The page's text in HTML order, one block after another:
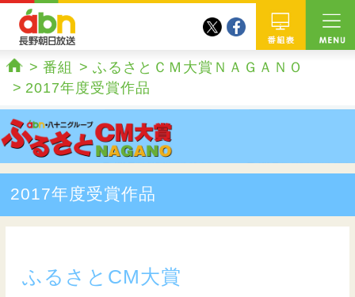
twitterfacebook
ホーム
番組
ふるさとＣＭ大賞ＮＡＧＡＮＯ
2017年度受賞作品
2017年度受賞作品
ふるさとCM大賞